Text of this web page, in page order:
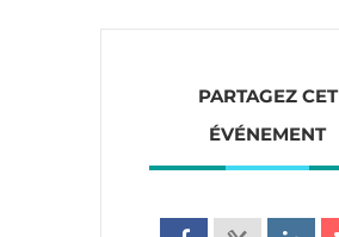
PARTAGEZ CET
ÉVÉNEMENT